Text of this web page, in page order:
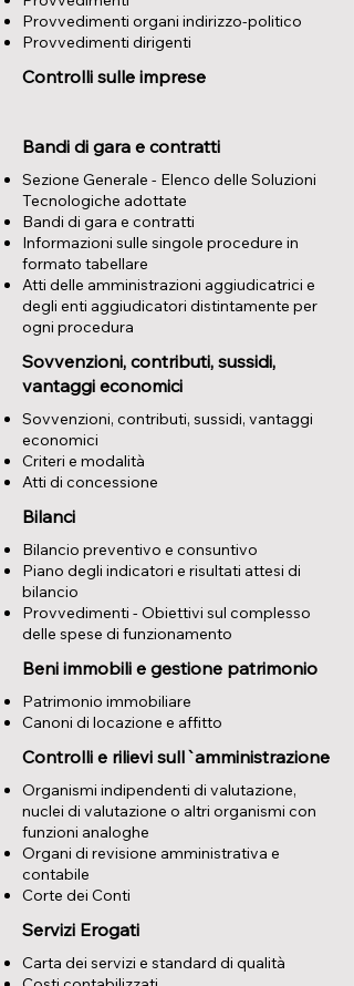
Provvedimenti organi indirizzo-politico
Provvedimenti dirigenti
Controlli sulle imprese
Bandi di gara e contratti
Sezione Generale - Elenco delle Soluzioni
Tecnologiche adottate
Bandi di gara e contratti
Informazioni sulle singole procedure in
formato tabellare
Atti delle amministrazioni aggiudicatrici e
degli enti aggiudicatori distintamente per
ogni procedura
Sovvenzioni, contributi, sussidi,
vantaggi economici
​Sovvenzioni, contributi, sussidi, vantaggi
economici
Criteri e modalità
Atti di concessione
Bilanci
Bilancio preventivo e consuntivo
Piano degli indicatori e risultati attesi di
bilancio
Provvedimenti - Obiettivi sul complesso
delle spese di funzionamento
Beni immobili e gestione patrimonio
Patrimonio immobiliare
Canoni di locazione e affitto
Controlli e rilievi sull`amministrazione
Organismi indipendenti di valutazione,
nuclei di valutazione o altri organismi con
funzioni analoghe
Organi di revisione amministrativa e
contabile
Corte dei Conti
Servizi Erogati
Carta dei servizi e standard di qualità